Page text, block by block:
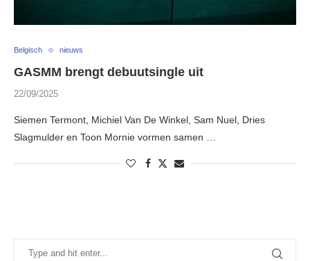
Belgisch nieuws
GASMM brengt debuutsingle uit
22/09/2025
Siemen Termont, Michiel Van De Winkel, Sam Nuel, Dries
Slagmulder en Toon Mornie vormen samen …